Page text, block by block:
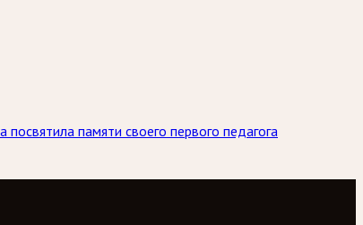
памяти своего первого педагога